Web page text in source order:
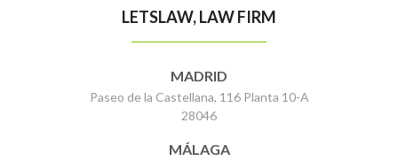
LETSLAW, LAW FIRM
MADRID
Paseo de la Castellana, 116 Planta 10-A
28046
MÁLAGA